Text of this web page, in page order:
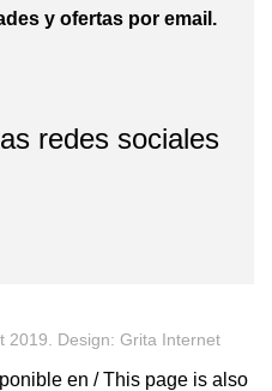
y ofertas por email.
redes sociales
2019. Design: Grita Internet
en / This page is also